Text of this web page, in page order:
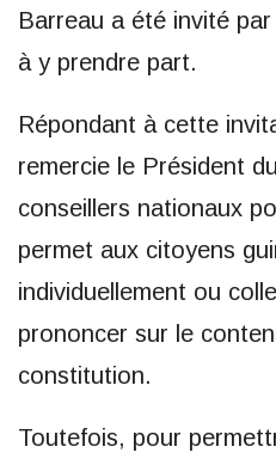
Barreau a été invité par
à y prendre part.
Répondant à cette
remercie le Président
conseillers nationaux
permet aux citoyens
individuellement ou
prononcer sur le
constitution.
Toutefois, pour